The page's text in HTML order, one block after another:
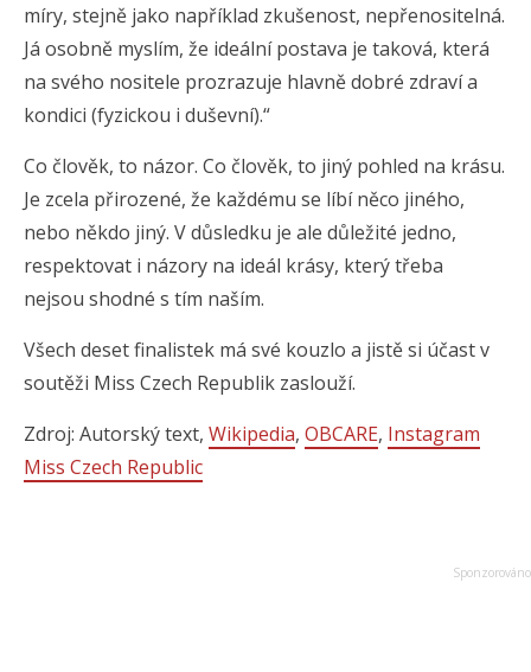
míry, stejně jako například zkušenost, nepřenositelná.
Já osobně myslím, že ideální postava je taková, která
na svého nositele prozrazuje hlavně dobré zdraví a
kondici (fyzickou i duševní).“
Co člověk, to názor. Co člověk, to jiný pohled na krásu.
Je zcela přirozené, že každému se líbí něco jiného,
nebo někdo jiný. V důsledku je ale důležité jedno,
respektovat i názory na ideál krásy, který třeba
nejsou shodné s tím naším.
Všech deset finalistek má své kouzlo a jistě si účast v
soutěži Miss Czech Republik zaslouží.
Zdroj: Autorský text, Wikipedia, OBCARE, Instagram
Miss Czech Republic